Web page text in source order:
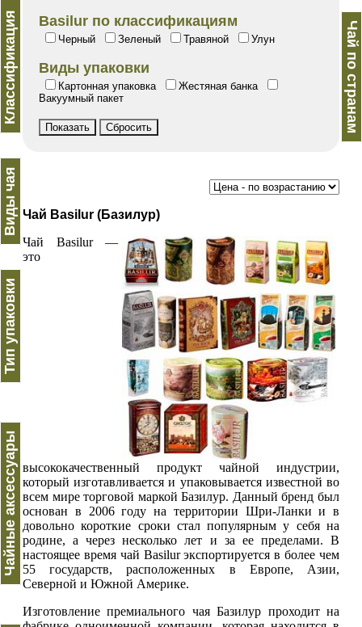
Классификация
Виды чая
Тип упаковки
Чайные аксессуары
Basilur по классификациям
Черный Зеленый Травяной Улун
Виды упаковки
Картонная упаковка
Жестяная банка
Вакуумный пакет
Чай Basilur (Базилур)
Чай Basilur —
это
высококачественный продукт чайной индустрии,
который изготавливается и упаковывается известной во
всем мире торговой маркой Базилур. Данный бренд был
основан в 2006 году на территории Шри-Ланки и в
довольно короткие сроки стал популярным у себя на
родине, а через несколько лет и за ее пределами. В
настоящее время чай Basilur экспортируется в более чем
55 государств, расположенных в Европе, Азии,
Северной и Южной Америке.
Изготовление премиального чая Базилур проходит на
Чай по странам